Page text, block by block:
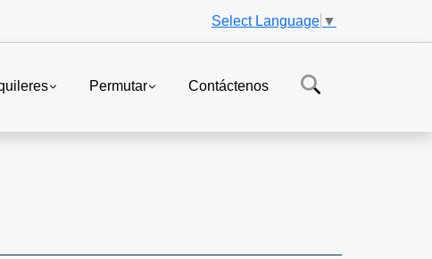
Select Language ▼
Permutar Contáctenos